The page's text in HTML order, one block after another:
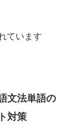
ています
文法単語の
対策